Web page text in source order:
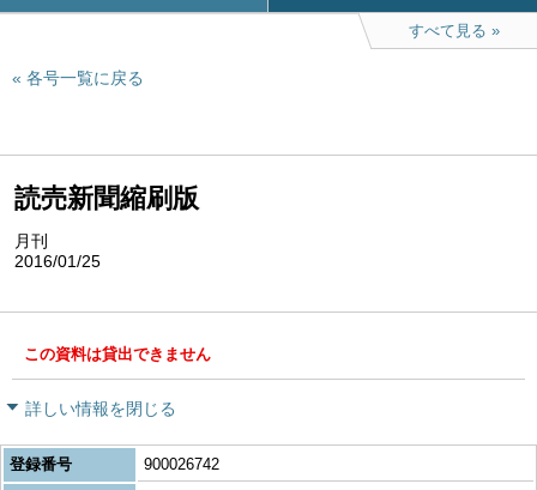
すべて見る
各号一覧に戻る
読売新聞縮刷版
月刊
2016/01/25
この資料は貸出できません
詳しい情報を閉じる
登録番号
900026742